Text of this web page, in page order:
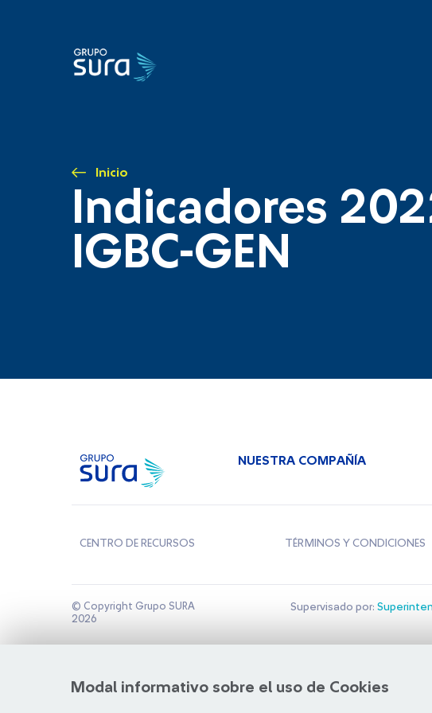
Inicio
Indicadores
IGBC-GEN
Modal informativo sobre el uso de Cookies
NUESTRA COMPAÑÍA
CENTRO DE RECURSOS TÉRMINOS Y CONDICIONES
© Copyright Grupo SURA
2026
Supervisado por: